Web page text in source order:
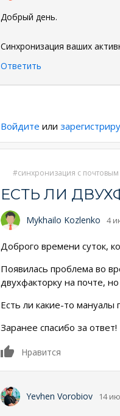
Добрый день.
Синхронизация ваших
Ответить
Войдите или
синхронизация с
ЕСТЬ ЛИ
Mykhailo Kozlenko 4
Доброго времени суток,
Появилась проблема во
двухфакторку на почте,
Есть ли какие-то мануалы
Заранее спасибо за ответ!
0
Нравится
Yevhen Vorobiov 14